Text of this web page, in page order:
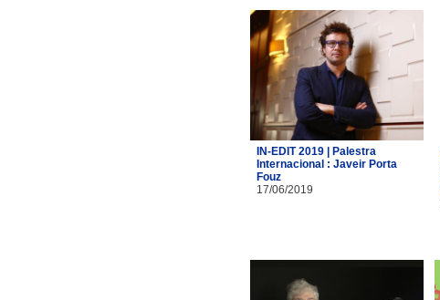
IN-EDIT 2019 | Palestra
Internacional : Javeir Porta
Fouz
17/06/2019